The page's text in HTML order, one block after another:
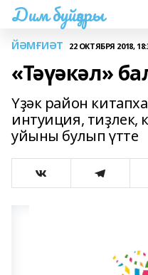
Дим буйҙары
ЙӘМҒИӘТ 22 ОКТЯБРЯ 2018,
«Тәүәкәл»
Yҙәк район
интуиция, тиҙлек,
уйыны булып үтте